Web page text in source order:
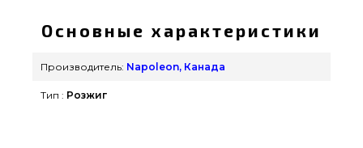
бренда Napoleon, Канада по нормальной
стоимости всего 600 грн. в интернет каталоге
грилей и аксессуаров grillpoint.com.ua Самые
гриля в онлайн магазине Гриль Поинт. Позвоните
Основные характеристики
Производитель: Napoleon, Канада
Тип : Розжиг